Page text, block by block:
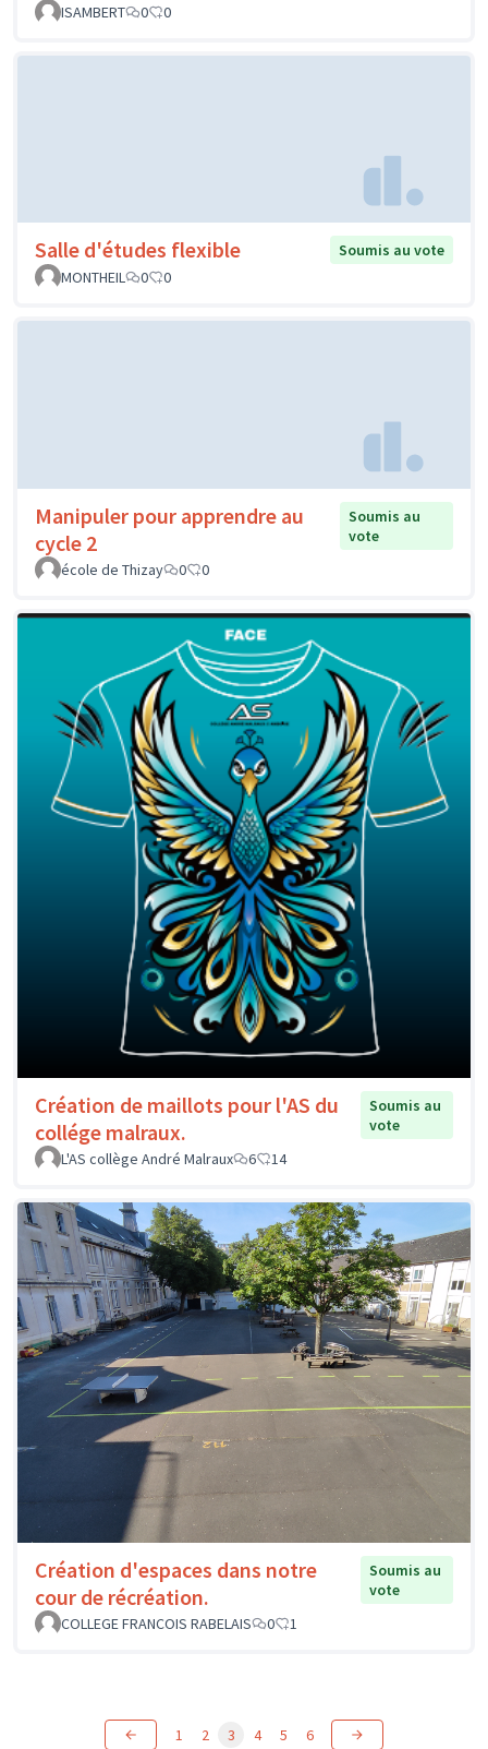
ISAMBERT
0 0
Salle d'études flexible
Soumis au vote
MONTHEIL
0 0
Manipuler pour apprendre au
cycle 2
Soumis au
vote
école de Thizay
0 0
Création de maillots pour l'AS du
collége malraux.
Soumis au
vote
L'AS collège André Malraux
6 14
Création d'espaces dans notre
cour de récréation.
Soumis au
vote
COLLEGE FRANCOIS RABELAIS
0 1
1 2 3 4 5 6